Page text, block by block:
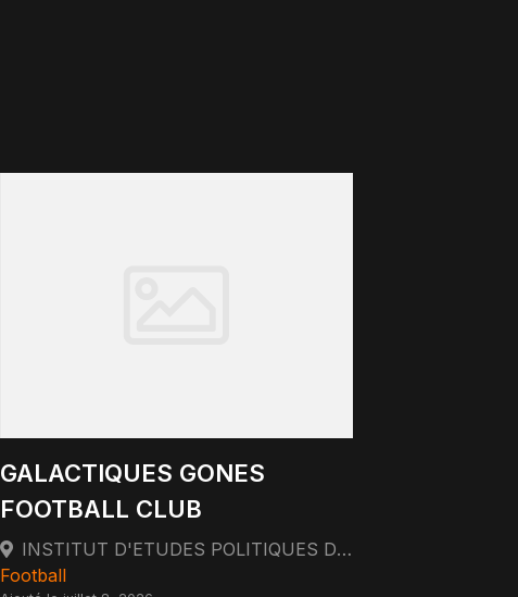
GALACTIQUES GONES
FOOTBALL CLUB
INSTITUT D'ETUDES POLITIQUES DE LYON 14 AVENUE BERTHELOT 69007 LYON
Football